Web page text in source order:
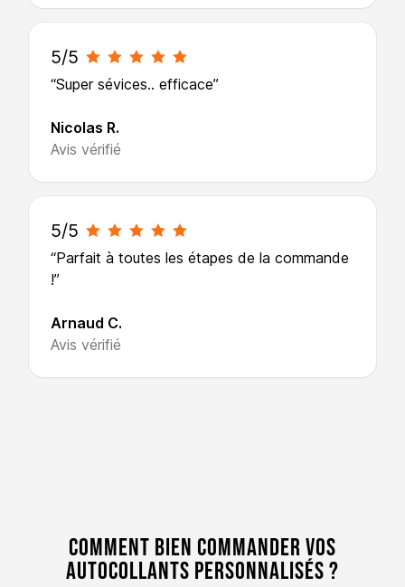
5/5
“Super sévices.. efficace”
Nicolas R.
Avis vérifié
5/5
“Parfait à toutes les étapes de la commande
!”
Arnaud C.
Avis vérifié
Comment bien commander vos
autocollants personnalisés ?